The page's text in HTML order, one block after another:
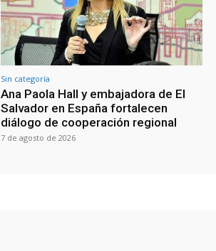
Sin categoría
Ana Paola Hall y embajadora de El
Salvador en España fortalecen
diálogo de cooperación regional
7 de agosto de 2026